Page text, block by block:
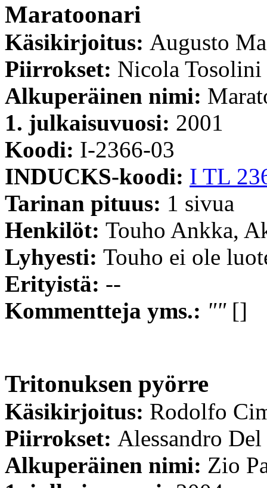
Maratoonari
Käsikirjoitus: Augusto
Piirrokset: Nicola Tosolini
Alkuperäinen nimi:
1. julkaisuvuosi: 2001
Koodi: I-2366-03
INDUCKS-koodi: I TL
Tarinan pituus: 1 sivua
Henkilöt: Touho Ankka,
Lyhyesti: Touho ei ole
Erityistä: --
Kommentteja yms.: ""[]
Tritonuksen pyörre
Käsikirjoitus: Rodolfo
Piirrokset: Alessandro
Alkuperäinen nimi: Zio